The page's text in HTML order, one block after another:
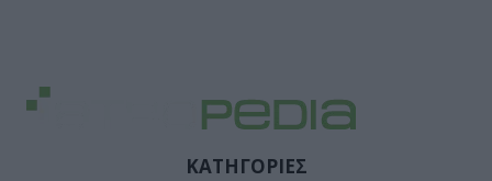
ΚΑΤΗΓΟΡΙΕΣ